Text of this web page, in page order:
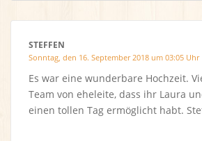
STEFFEN
Sonntag, den 16. September 2018 um 03:05 Uhr
Es war eine wunderbare Hochzeit.
Team von eheleite, dass ihr Laura
einen tollen Tag ermöglicht habt.